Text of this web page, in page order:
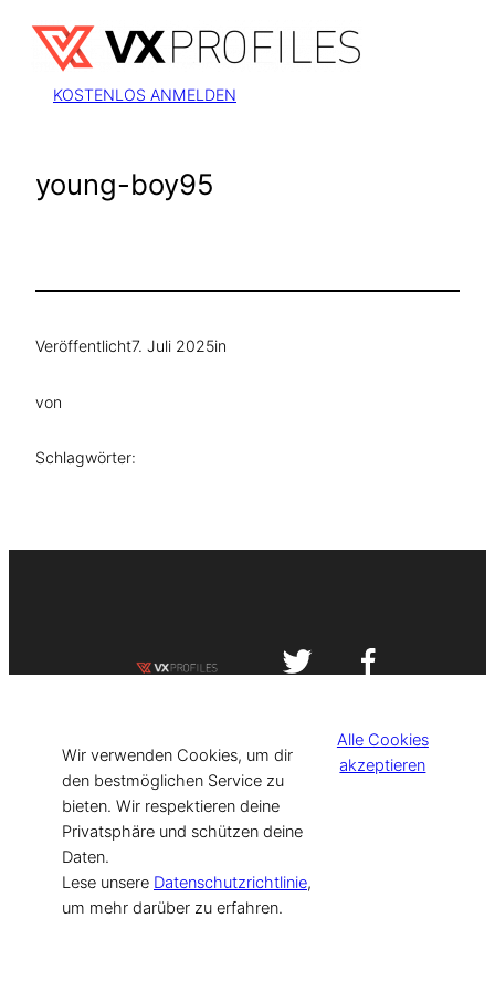
Inhalt
springen
KOSTENLOS ANMELDEN
young-boy95
Veröffentlicht7. Juli 2025in
von
Schlagwörter:
[current_year] VISIT-X. Made with
for Models & Influencers!
Wir verwenden Cookies, um dir
den bestmöglichen Service zu
bieten. Wir respektieren deine
Privatsphäre und schützen deine
Daten.
Lese unsere Datenschutzrichtlinie,
um mehr darüber zu erfahren.
Alle Cookies
akzeptieren